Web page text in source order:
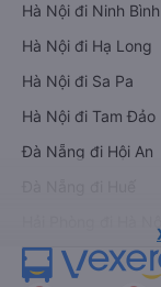
Hà Nội đi Ninh Bình
Hà Nội đi Hạ Long
Hà Nội đi Sa Pa
Hà Nội đi Tam Đảo
Đà Nẵng đi Hội An